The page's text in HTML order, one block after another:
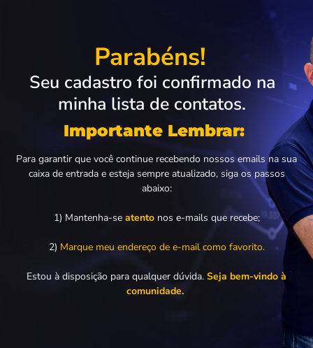
Parabéns!
Seu cadastro foi confirmado na
minha lista de contatos.
Importante Lembrar:
Para garantir que você continue recebendo nossos emails na sua
caixa de entrada e esteja sempre atualizado, siga os passos
abaixo:
1) Mantenha-se atento nos e-mails que recebe;
2) Marque meu endereço de e-mail como favorito.
Estou à disposição para qualquer dúvida. Seja bem-vindo à
comunidade.